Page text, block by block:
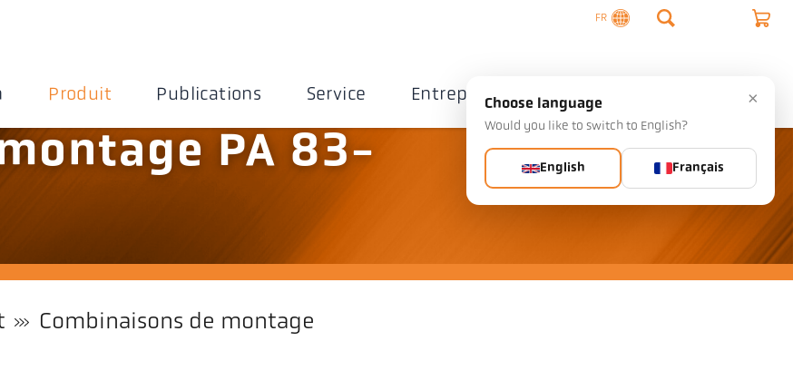
FR
Produit Publications Service Entreprise
PA 83-
Combinaisons de montage
×
Choose language
Would you like to switch to English?
English Français